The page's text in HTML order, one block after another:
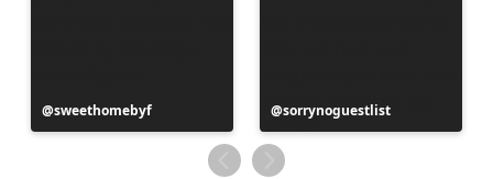
Opslag
offentliggjort
sweethomebyf
Opslag
offentliggjort
af
sorrynoguestlist